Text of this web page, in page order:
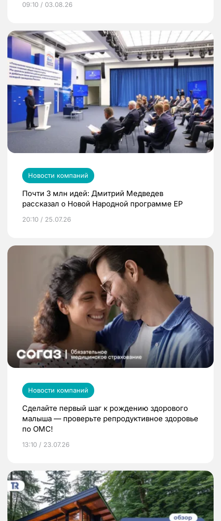
09:10 / 03.08.26
Новости компаний
Почти 3 млн идей: Дмитрий Медведев
рассказал о Новой Народной программе ЕР
20:10 / 25.07.26
Новости компаний
Сделайте первый шаг к рождению здорового
малыша — проверьте репродуктивное здоровье
по ОМС!
13:10 / 23.07.26